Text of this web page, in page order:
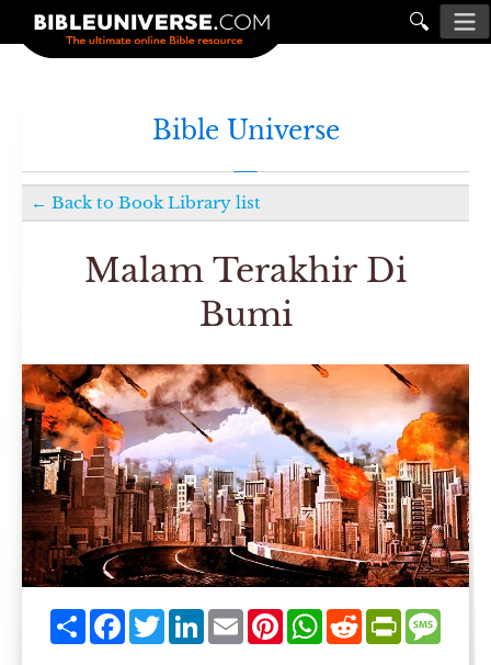
🔍
Bible Universe
← Back to Book Library list
Malam Terakhir Di
Bumi
ShareFacebookTwitterLinkedIn
EmailPinterestWhatsApp
Reddit